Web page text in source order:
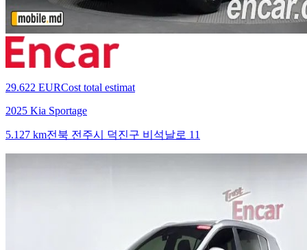
29.622 EURCost total estimat
2025 Kia Sportage
5.127 km전북 전주시 덕진구 비석날로 11